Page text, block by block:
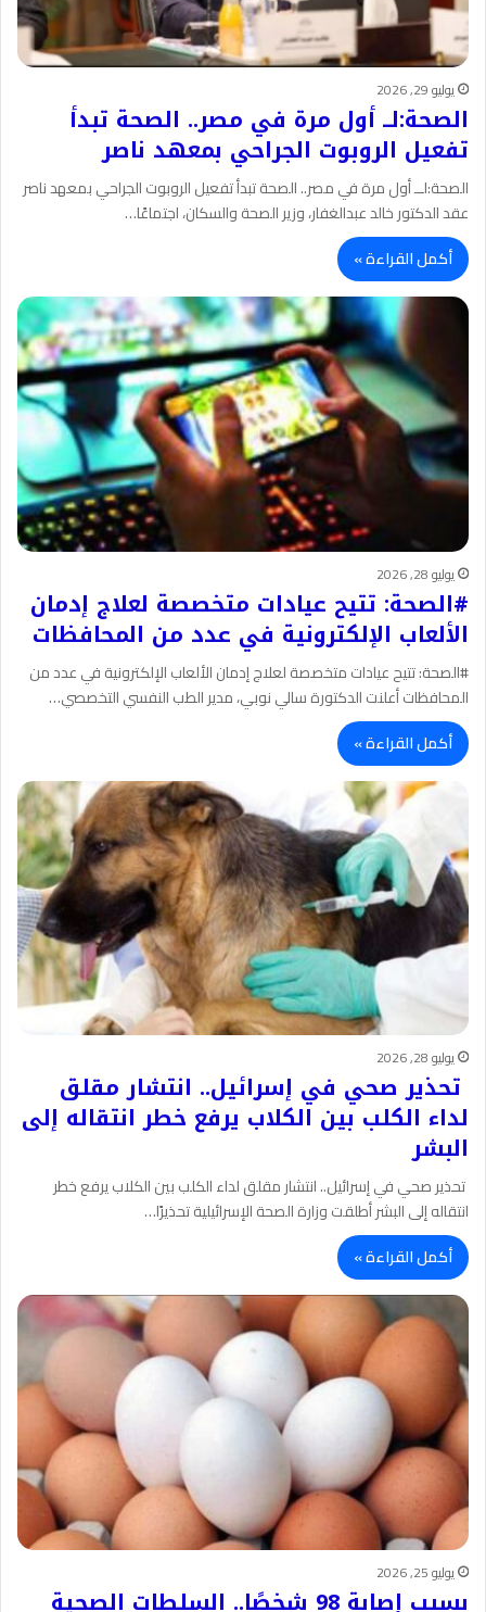
يوليو 29, 2026
الصحة:لــ أول مرة في مصر.. الصحة تبدأ
تفعيل الروبوت الجراحي بمعهد ناصر
الصحة:لــ أول مرة في مصر.. الصحة تبدأ تفعيل الروبوت الجراحي بمعهد ناصر
عقد الدكتور خالد عبدالغفار، وزير الصحة والسكان، اجتماعًا…
أكمل القراءة »
يوليو 28, 2026
#الصحة: تتيح عيادات متخصصة لعلاج إدمان
الألعاب الإلكترونية في عدد من المحافظات
#الصحة: تتيح عيادات متخصصة لعلاج إدمان الألعاب الإلكترونية في عدد من
المحافظات أعلنت الدكتورة سالي نوبي، مدير الطب النفسي التخصصي…
أكمل القراءة »
يوليو 28, 2026
تحذير صحي في إسرائيل.. انتشار مقلق
لداء الكلب بين الكلاب يرفع خطر انتقاله إلى
البشر
تحذير صحي في إسرائيل.. انتشار مقلق لداء الكلب بين الكلاب يرفع خطر
انتقاله إلى البشر أطلقت وزارة الصحة الإسرائيلية تحذيرًا…
أكمل القراءة »
يوليو 25, 2026
بسبب إصابة 98 شخصًا.. السلطات الصحية